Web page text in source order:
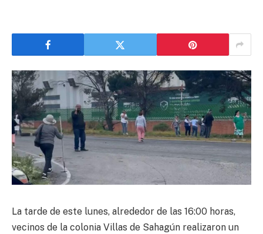
La tarde de este lunes, alrededor de las 16:00 horas,
vecinos de la colonia Villas de Sahagún realizaron un